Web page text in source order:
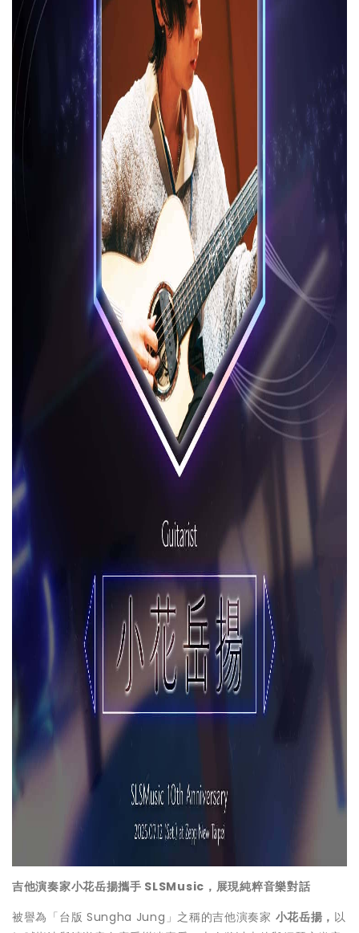
吉他演奏家小花岳揚攜手 SLSMusic，展現純粹音樂對話
被譽為「台版 Sungha Jung」之稱的吉他演奏家 小花岳揚， 以